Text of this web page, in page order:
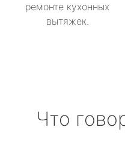
ремонте кухонных
вытяжек.
Что